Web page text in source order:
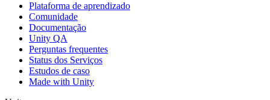
Plataforma de aprendizado
Comunidade
Documentação
Unity QA
Perguntas frequentes
Status dos Serviços
Estudos de caso
Made with Unity